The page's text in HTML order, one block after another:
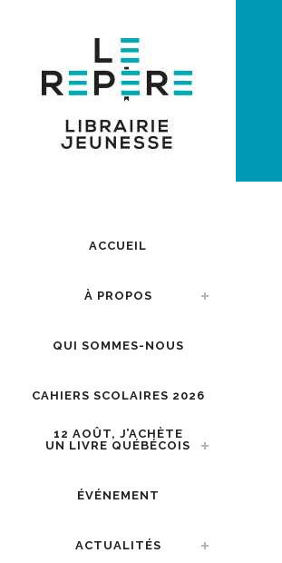
ACCUEIL
À PROPOS
QUI SOMMES-NOUS
CAHIERS SCOLAIRES 2026
12 AOÛT, J’ACHÈTE
UN LIVRE QUÉBÉCOIS
ÉVÉNEMENT
ACTUALITÉS